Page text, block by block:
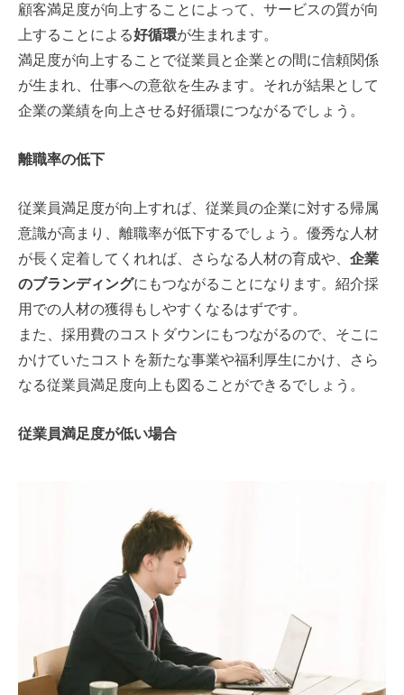
顧客満足度が向上することによって、サービスの質が向
上することによる好循環が生まれます。
満足度が向上することで従業員と企業との間に信頼関係
が生まれ、仕事への意欲を生みます。それが結果として
企業の業績を向上させる好循環につながるでしょう。
離職率の低下
従業員満足度が向上すれば、従業員の企業に対する帰属
意識が高まり、離職率が低下するでしょう。優秀な人材
が長く定着してくれれば、さらなる人材の育成や、 企業
のブランディングにもつながることになります。紹介採
用での人材の獲得もしやすくなるはずです。
また、採用費のコストダウンにもつながるので、そこに
かけていたコストを新たな事業や福利厚生にかけ、さら
なる従業員満足度向上も図ることができるでしょう。
従業員満足度が低い場合